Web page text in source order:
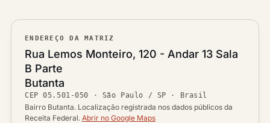
ENDEREÇO DA MATRIZ
Logradouro
Rua Lemos Monteiro, 120 - Andar 13 Sala
B Parte
Bairro
Butanta
CEP
CEP05.501-050 ·
Cidade / UF
São Paulo / SP · Brasil
Bairro Butanta. Localização registrada nos dados públicos da
Receita Federal. Abrir no Google Maps